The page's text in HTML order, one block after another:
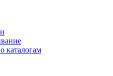
каталогам